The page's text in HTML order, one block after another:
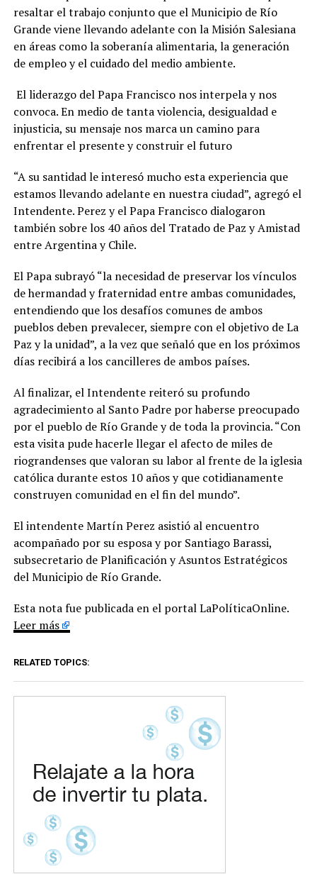
resaltar el trabajo conjunto que el Municipio de Río
Grande viene llevando adelante con la Misión Salesiana
en áreas como la soberanía alimentaria, la generación
de empleo y el cuidado del medio ambiente.
El liderazgo del Papa Francisco nos interpela y nos
convoca. En medio de tanta violencia, desigualdad e
injusticia, su mensaje nos marca un camino para
enfrentar el presente y construir el futuro
“A su santidad le interesó mucho esta experiencia que
estamos llevando adelante en nuestra ciudad”, agregó el
Intendente. Perez y el Papa Francisco dialogaron
también sobre los 40 años del Tratado de Paz y Amistad
entre Argentina y Chile.
El Papa subrayó “la necesidad de preservar los vínculos
de hermandad y fraternidad entre ambas comunidades,
entendiendo que los desafíos comunes de ambos
pueblos deben prevalecer, siempre con el objetivo de La
Paz y la unidad”, a la vez que señaló que en los próximos
días recibirá a los cancilleres de ambos países.
Al finalizar, el Intendente reiteró su profundo
agradecimiento al Santo Padre por haberse preocupado
por el pueblo de Río Grande y de toda la provincia. “Con
esta visita pude hacerle llegar el afecto de miles de
riograndenses que valoran su labor al frente de la iglesia
católica durante estos 10 años y que cotidianamente
construyen comunidad en el fin del mundo”.
El intendente Martín Perez asistió al encuentro
acompañado por su esposa y por Santiago Barassi,
subsecretario de Planificación y Asuntos Estratégicos
del Municipio de Río Grande.
Esta nota fue publicada en el portal LaPolíticaOnline.
Leer más
RELATED TOPICS: